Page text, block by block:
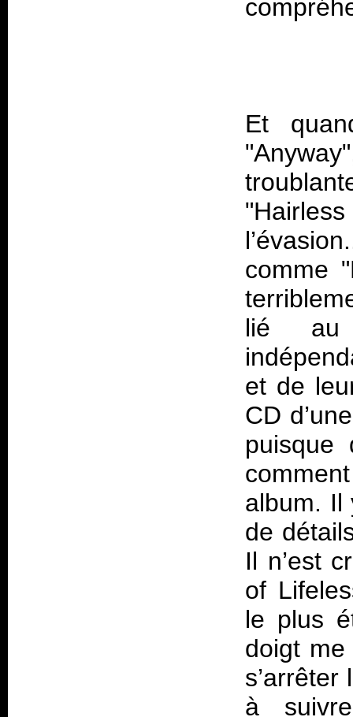
Et
comme
lié au
et de
CD
album. Il
de
Il n’est
of
le plus
doigt
à